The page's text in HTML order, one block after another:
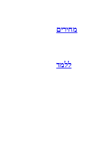
מחירים
ללמד